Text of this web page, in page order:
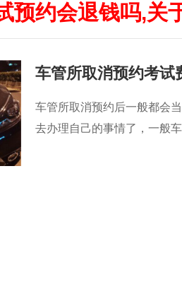
预约会退钱吗,关
车管所取消预约考试
车管所取消预约后一般都会
去办理自己的事情了，一般